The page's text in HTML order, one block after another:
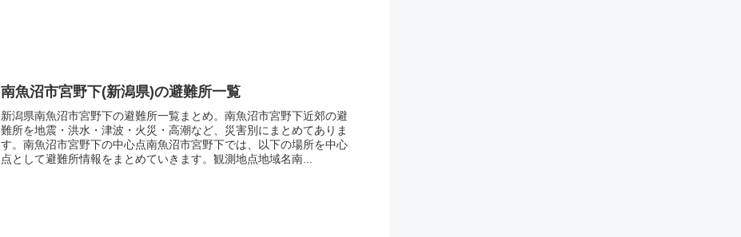
南魚沼市宮野下(新潟県)の避難所一覧
新潟県南魚沼市宮野下の避難所一覧まとめ。南魚沼市宮野下近郊の避
難所を地震・洪水・津波・火災・高潮など、災害別にまとめてありま
す。南魚沼市宮野下の中心点南魚沼市宮野下では、以下の場所を中心
点として避難所情報をまとめていきます。観測地点地域名南...